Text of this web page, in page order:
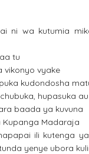
ni wa kutumia
tu
vikonyo vyake
kudondosha
hupasuka
baada ya kuvuna
Kupanga Madaraja
ili kutenga
yenye ubora